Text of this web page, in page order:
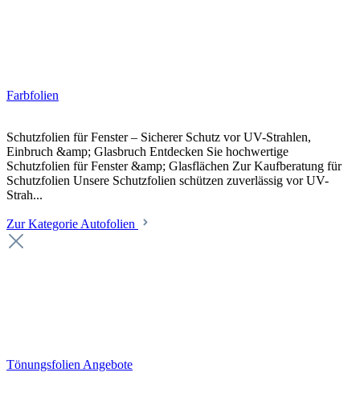
Farbfolien
Schutzfolien für Fenster – Sicherer Schutz vor UV-Strahlen,
Einbruch &amp; Glasbruch Entdecken Sie hochwertige
Schutzfolien für Fenster &amp; Glasflächen Zur Kaufberatung für
Schutzfolien Unsere Schutzfolien schützen zuverlässig vor UV-
Strah...
Zur Kategorie Autofolien
Tönungsfolien Angebote